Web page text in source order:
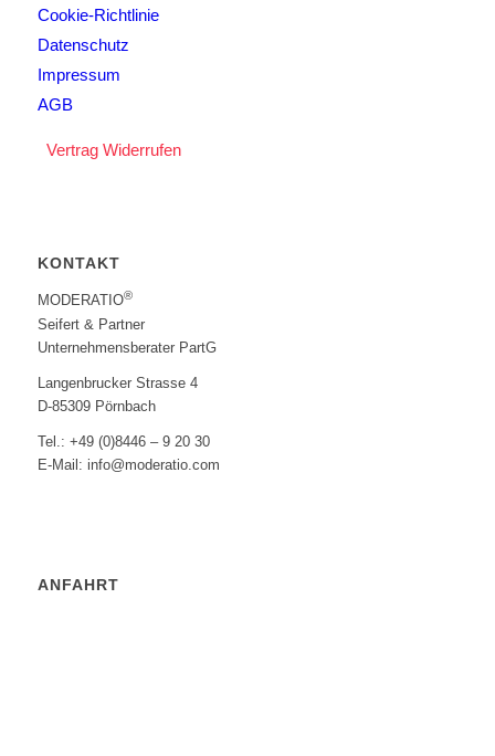
Cookie-Richtlinie
Datenschutz
Impressum
AGB
Vertrag Widerrufen
KONTAKT
MODERATIO®
Seifert & Partner
Unternehmensberater PartG
Langenbrucker Strasse 4
D-85309 Pörnbach
Tel.: +49 (0)8446 – 9 20 30
E-Mail: info@moderatio.com
ANFAHRT